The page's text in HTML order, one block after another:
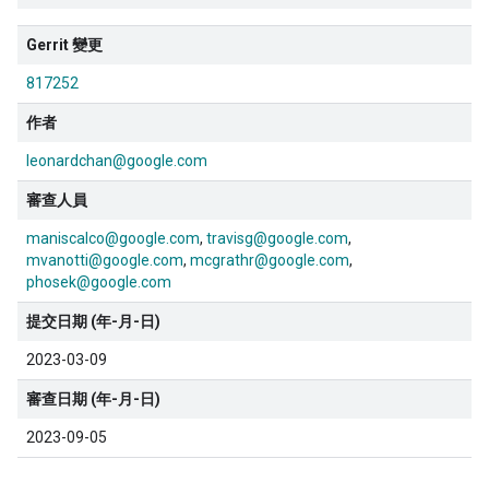
Gerrit 變更
817252
作者
leonardchan@google.com
審查人員
maniscalco@google.com travisg@google.com
mvanotti@google.com mcgrathr@google.com
phosek@google.com
提交日期 (年-月-日)
2023-03-09
審查日期 (年-月-日)
2023-09-05